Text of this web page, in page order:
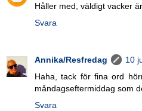
Håller med, väldigt vacker
Svara
Annika/Resfredag
10
Haha, tack för fina ord
måndagseftermiddag som
Svara